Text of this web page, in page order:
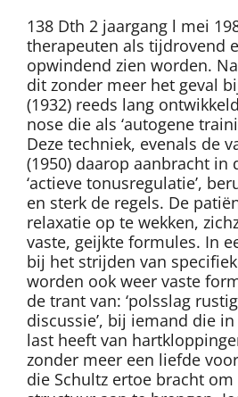
138 Dth 2 jaargang l mei
therapeuten als tijdrovend
opwindend zien worden.
dit zonder meer het geval
(1932) reeds lang
nose die als ‘autogene
Deze techniek, evenals de
(1950) daarop aanbracht in
‘actieve tonusregulatie’,
en sterk de regels. De
relaxatie op te wekken,
vaste, geijkte formules. In
bij het strijden van
worden ook weer vaste
de trant van: ‘polsslag
discussie’, bij iemand die
last heeft van
zonder meer een liefde voor
die Schultz ertoe bracht